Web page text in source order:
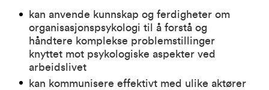
kan anvende kunnskap og ferdigheter om
organisasjonspsykologi til å forstå og
håndtere komplekse problemstillinger
knyttet mot psykologiske aspekter ved
arbeidslivet
kan kommunisere effektivt med ulike aktører